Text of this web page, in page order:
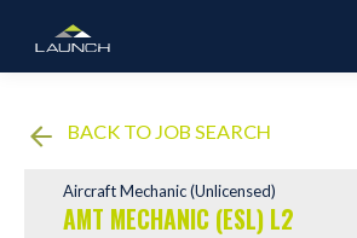
BACK TO JOB SEARCH
Aircraft Mechanic (Unlicensed)
AMT MECHANIC (ESL) L2